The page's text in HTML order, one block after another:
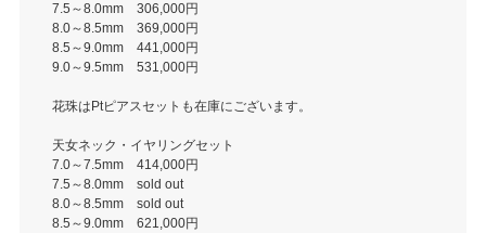
7.5～8.0mm 306,000円
8.0～8.5mm 369,000円
8.5～9.0mm 441,000円
9.0～9.5mm 531,000円
花珠はPtピアスセットも在庫にございます。
天女ネック・イヤリングセット
7.0～7.5mm 414,000円
7.5～8.0mm sold out
8.0～8.5mm sold out
8.5～9.0mm 621,000円